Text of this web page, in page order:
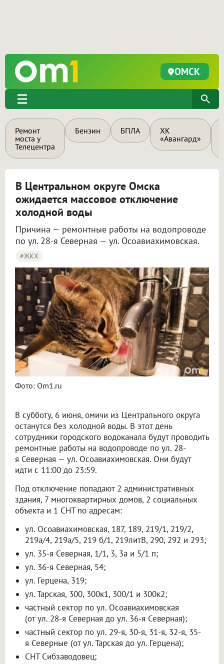
ОМСК
Ремонт
моста у
Телецентра
Бензин БПЛА
ХК
«Авангард»
В Центральном округе Омска
ожидается массовое отключение
холодной воды
Причина — ремонтные работы на водопроводе
по ул. 28-я Северная — ул. Осоавиахимовская.
#ЖКХ
Фото: Om1.ru
В субботу, 6 июня, омичи из Центрального округа
останутся без холодной воды. В этот день
сотрудники городского водоканала будут проводить
ремонтные работы на водопроводе по ул. 28-
я Северная — ул. Осоавиахимовская. Они будут
идти с 11:00 до 23:59.
Под отключение попадают 2 административных
здания, 7 многоквартирных домов, 2 социальных
объекта и 1 СНТ по адресам:
ул. Осоавиахимовская, 187, 189, 219/1, 219/2,
219а/4, 219а/5, 219 б/1, 219литВ, 290, 292 и 293;
ул. 35-я Северная, 1/1, 3, 3а и 5/1 п;
ул. 36-я Северная, 54;
ул. Герцена, 319;
ул. Тарская, 300, 300к1, 300/1 и 300к2;
частный сектор по ул. Осоавиахимовская
(от ул. 28-я Северная до ул. 36-я Северная);
частный сектор по ул. 29-я, 30-я, 31-я, 32-я, 35-
я Северные (от ул. Тарская до ул. Герцена);
СНТ Сибзаводовец;